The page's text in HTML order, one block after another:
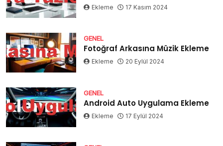
Ekleme 17 Kasım 2024
GENEL
Fotoğraf Arkasına Müzik Ekleme
Ekleme 20 Eylül 2024
GENEL
Android Auto Uygulama Ekleme
Ekleme 17 Eylül 2024